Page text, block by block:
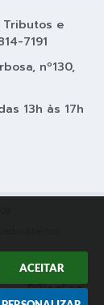
ACEITAR
Tributos e
7191
nº130,
13h às 17h